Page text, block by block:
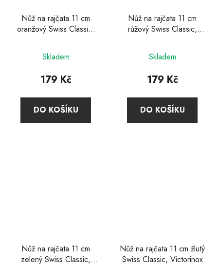
Nůž na rajčata 11 cm
oranžový Swiss Classic,
Skladem
179 Kč
DO KOŠÍKU
Nůž na rajčata 11 cm
růžový Swiss Classic,
Skladem
179 Kč
DO KOŠÍKU
Nůž na rajčata 11 cm
zelený Swiss Classic,
Nůž na rajčata 11 cm žlutý
Swiss Classic, Victorinox